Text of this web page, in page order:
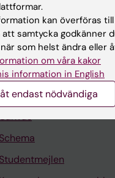
Schema
Studentmejlen
kan överföras
att samtycka godkänner
som helst ändra eller
om våra kakor
information in English
endast nödvändiga